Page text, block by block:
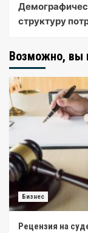
структуру
Возможно, вы
Бизнес
Рецензия на